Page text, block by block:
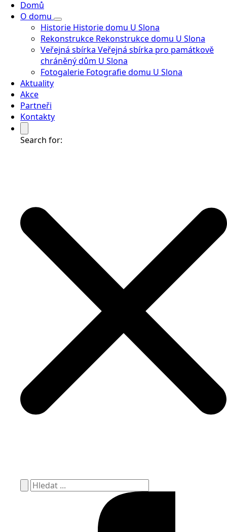
Domů
O domu
Historie Historie domu U Slona
Rekonstrukce Rekonstrukce domu U Slona
Veřejná sbírka Veřejná sbírka pro památkově
chráněný dům U Slona
Fotogalerie Fotografie domu U Slona
Aktuality
Akce
Partneři
Kontakty
Search for: